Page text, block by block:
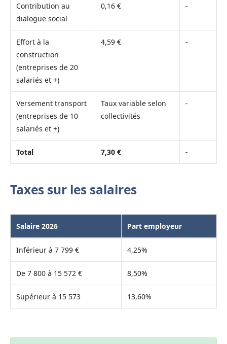
Contribution au
dialogue social
0,16 € -
Effort à la
construction
(entreprises de 20
salariés et +)
4,59 € -
Versement transport
(entreprises de 10
salariés et +)
Taux variable selon
collectivités
-
Total 7,30 € -
Taxes sur les salaires
Salaire 2026 Part employeur
Inférieur à 7 799 € 4,25%
De 7 800 à 15 572 € 8,50%
Supérieur à 15 573 13,60%